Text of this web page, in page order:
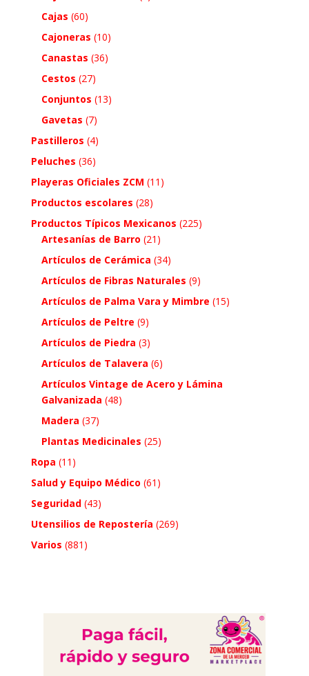
Cajas (60)
Cajoneras (10)
Canastas (36)
Cestos (27)
Conjuntos (13)
Gavetas (7)
Pastilleros (4)
Peluches (36)
Playeras Oficiales ZCM (11)
Productos escolares (28)
Productos Típicos Mexicanos (225)
Artesanías de Barro (21)
Artículos de Cerámica (34)
Artículos de Fibras Naturales (9)
Artículos de Palma Vara y Mimbre (15)
Artículos de Peltre (9)
Artículos de Piedra (3)
Artículos de Talavera (6)
Artículos Vintage de Acero y Lámina
Galvanizada (48)
Madera (37)
Plantas Medicinales (25)
Ropa (11)
Salud y Equipo Médico (61)
Seguridad (43)
Utensilios de Repostería (269)
Varios (881)